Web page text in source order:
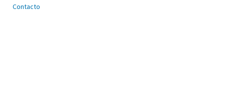
Contacto